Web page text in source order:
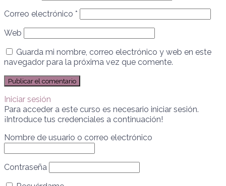
Correo electrónico *
Web
Guarda mi nombre, correo electrónico y web en este
navegador para la próxima vez que comente.
Iniciar sesión
Para acceder a este curso es necesario iniciar sesión.
¡Introduce tus credenciales a continuación!
Nombre de usuario o correo electrónico
Contraseña